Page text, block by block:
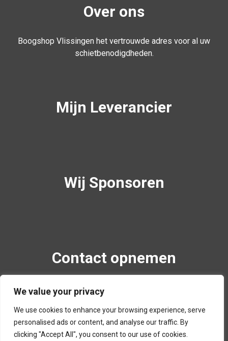
We value your privacy
We use cookies to enhance your browsing experience, serve
personalised ads or content, and analyse our traffic. By
clicking "Accept All", you consent to our use of cookies.
Over ons
Boogshop Vlissingen het vertrouwde adres voor al uw
schietbenodigdheden.
Mijn Leverancier
Wij Sponsoren
Contact opnemen
Margrietenlaan 58
4382TH Vlissingen, Nederland
+32610347291
info@boogshopvlissingen.nl